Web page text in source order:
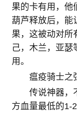
果的卡有用，他
葫芦释放后，能
果，这被动对所
己，木兰，亚瑟
用。
瘟疫骑士
传说神器，
方血量最低的1-